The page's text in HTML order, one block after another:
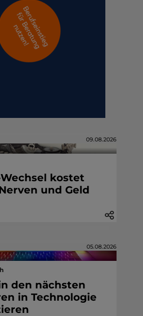
09.08.2026
kostet
und Geld
05.08.2026
den nächsten
in Technologie